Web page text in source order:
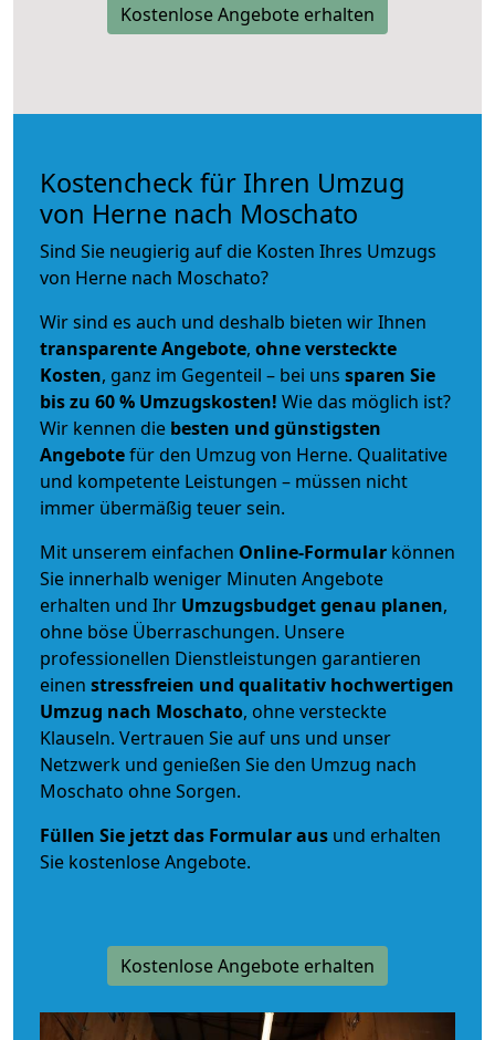
Kostenlose Angebote erhalten
Kostencheck für Ihren Umzug
von Herne nach Moschato
Sind Sie neugierig auf die Kosten Ihres Umzugs
von Herne nach Moschato?
Wir sind es auch und deshalb bieten wir Ihnen
transparente Angebote, ohne versteckte
Kosten, ganz im Gegenteil – bei uns sparen Sie
bis zu 60 % Umzugskosten! Wie das möglich ist?
Wir kennen die besten und günstigsten
Angebotefür den Umzug von Herne. Qualitative
und kompetente Leistungen – müssen nicht
immer übermäßig teuer sein.
Mit unserem einfachen Online-Formular können
Sie innerhalb weniger Minuten Angebote
erhalten und Ihr Umzugsbudgetgenau planen,
ohne böse Überraschungen. Unsere
professionellen Dienstleistungen garantieren
einen stressfreien und qualitativ hochwertigen
Umzug nach Moschato, ohne versteckte
Klauseln. Vertrauen Sie auf uns und unser
Netzwerk und genießen Sie den Umzug nach
Moschato ohne Sorgen.
Füllen Sie jetzt das Formular aus und erhalten
Sie kostenlose Angebote.
Kostenlose Angebote erhalten